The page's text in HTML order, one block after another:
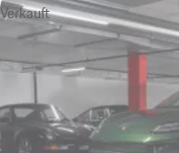
Verkauft